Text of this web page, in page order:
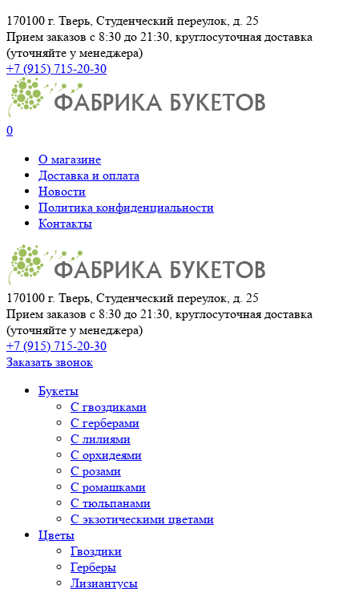
170100 г. Тверь, Студенческий переулок, д. 25
Прием заказов с 8:30 до 21:30, круглосуточная доставка
(уточняйте у менеджера)
+7 (915) 715-20-30
0
О магазине
Доставка и оплата
Новости
Политика конфиденциальности
Контакты
170100 г. Тверь, Студенческий переулок, д. 25
Прием заказов с 8:30 до 21:30, круглосуточная доставка
(уточняйте у менеджера)
+7 (915) 715-20-30
Заказать звонок
Букеты
С гвоздиками
С герберами
С лилиями
С орхидеями
С розами
С ромашками
С тюльпанами
С экзотическими цветами
Цветы
Гвоздики
Герберы
Лизиантусы